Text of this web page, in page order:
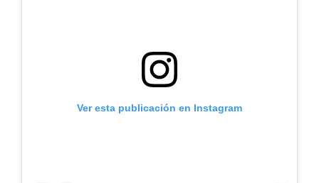
Ver esta publicación en Instagram